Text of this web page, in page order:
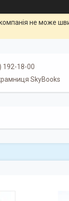
не може
192-18-00
SkyBooks